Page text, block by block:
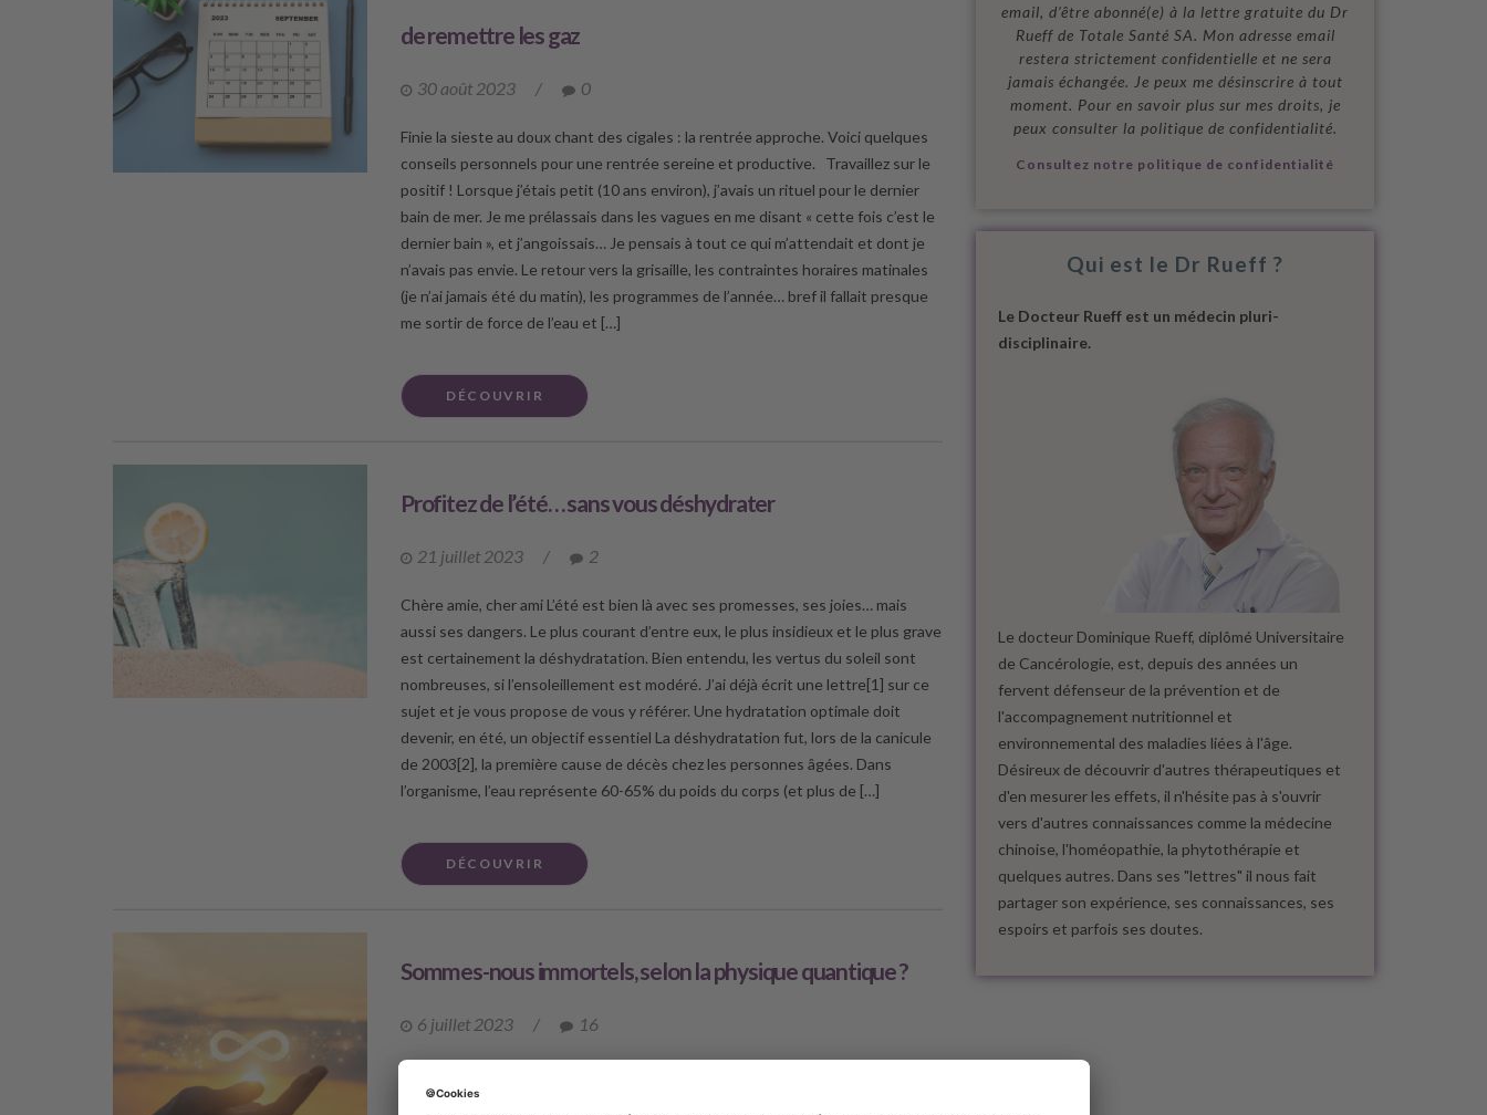
de remettre les gaz
30 août 2023 / 0
Finie la sieste au doux chant des cigales : la rentrée approche. Voici quelques
conseils personnels pour une rentrée sereine et productive. Travaillez sur le
positif ! Lorsque j’étais petit (10 ans environ), j’avais un rituel pour le dernier
bain de mer. Je me prélassais dans les vagues en me disant « cette fois c’est le
dernier bain », et j’angoissais… Je pensais à tout ce qui m’attendait et dont je
n’avais pas envie. Le retour vers la grisaille, les contraintes horaires matinales
(je n’ai jamais été du matin), les programmes de l’année… bref il fallait presque
me sortir de force de l’eau et […]
DÉCOUVRIR
Profitez de l’été… sans vous déshydrater
21 juillet 2023 / 2
Chère amie, cher ami L’été est bien là avec ses promesses, ses joies… mais
aussi ses dangers. Le plus courant d’entre eux, le plus insidieux et le plus grave
est certainement la déshydratation. Bien entendu, les vertus du soleil sont
nombreuses, si l’ensoleillement est modéré. J’ai déjà écrit une lettre[1] sur ce
sujet et je vous propose de vous y référer. Une hydratation optimale doit
devenir, en été, un objectif essentiel La déshydratation fut, lors de la canicule
de 2003[2], la première cause de décès chez les personnes âgées. Dans
l’organisme, l’eau représente 60-65% du poids du corps (et plus de […]
DÉCOUVRIR
Sommes-nous immortels, selon la physique quantique ?
6 juillet 2023 / 16
pour mieux supporter l’été et surtout pour « moins vieillir en été ». Mais j’ai été
email, d’être abonné(e) à la lettre gratuite du Dr
Rueff de Totale Santé SA. Mon adresse email
restera strictement confidentielle et ne sera
jamais échangée. Je peux me désinscrire à tout
moment. Pour en savoir plus sur mes droits, je
peux consulter la politique de confidentialité.
Consultez notre politique de confidentialité
Qui est le Dr Rueff ?
Le Docteur Rueff est un médecin pluri-
disciplinaire.
Le docteur Dominique Rueff, diplômé Universitaire
de Cancérologie, est, depuis des années un
fervent défenseur de la prévention et de
l'accompagnement nutritionnel et
environnemental des maladies liées à l'âge.
Désireux de découvrir d'autres thérapeutiques et
d'en mesurer les effets, il n'hésite pas à s'ouvrir
vers d'autres connaissances comme la médecine
chinoise, l'homéopathie, la phytothérapie et
quelques autres. Dans ses "lettres" il nous fait
partager son expérience, ses connaissances, ses
espoirs et parfois ses doutes.